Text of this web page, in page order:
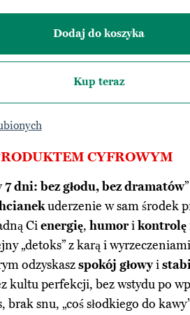
Dodaj do koszyka
Kup teraz
CYFROWYM
dni: bez głodu, bez dramatów
uderzenie w sam środek
Cienergię,humorikontrolę
„detoks” z karą i
odzyskaszspokój głowyi
kultu perfekcji, bez wstydu po
brak snu, „coś słodkiego do